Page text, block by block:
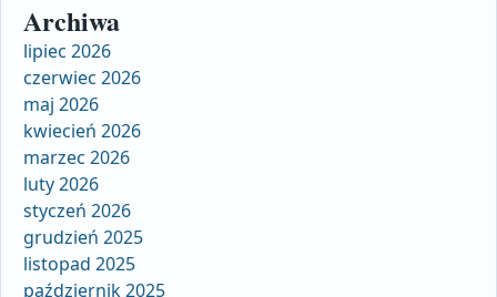
Archiwa
lipiec 2026
czerwiec 2026
maj 2026
kwiecień 2026
marzec 2026
luty 2026
styczeń 2026
grudzień 2025
listopad 2025
październik 2025